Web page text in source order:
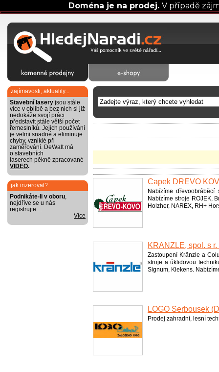
Doména je na prodej. V případě
zajímavosti, aktuality...
Stavební lasery jsou stále
více v oblibě a bez nich si již
nedokáže svojí práci
představit stále větší počet
řemeslníků. Jejich používání
je velmi snadné a eliminuje
chyby, vzniklé při
zaměřování. DeWalt má
o stavebních
laserech pěkně zpracované
VIDEO.
jak inzerovat?
Podnikáte-li v oboru,
nejdříve se u nás
registrujte....
Více
Čapek DŘEVO
Nabízíme
Nabízíme stroje ROJEK,
Holzher, NAREX, RH+
KRÄNZLE, spol. s
Zastoupení Kränzle a
stroje a úklidovou
Signum, Kiekens.
LOGO Serbousek
Prodej zahradní, lesní